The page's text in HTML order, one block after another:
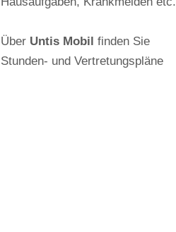
Über Untis Mobil finden Sie
Stunden- und Vertretungspläne